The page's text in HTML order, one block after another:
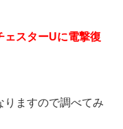
ェスターUに電撃復
りますので調べてみ